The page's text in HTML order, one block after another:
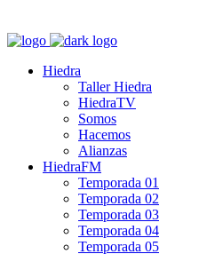
Hiedra
Taller Hiedra
HiedraTV
Somos
Hacemos
Alianzas
HiedraFM
Temporada 01
Temporada 02
Temporada 03
Temporada 04
Temporada 05